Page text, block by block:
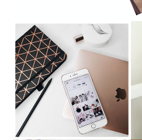
╳ COMMENT AVOIR UN
JOLI FEED INSTAGRAM